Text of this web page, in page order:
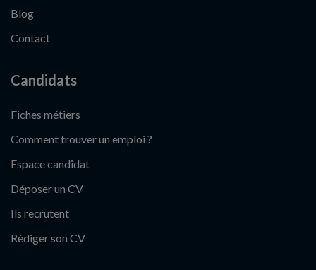
Blog
Contact
Candidats
Fiches métiers
Comment trouver un emploi ?
Espace candidat
Déposer un CV
Ils recrutent
Rédiger son CV